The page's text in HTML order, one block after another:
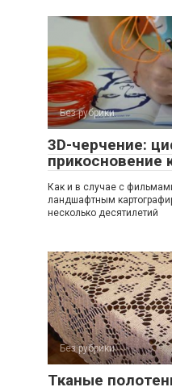
Без рубрики
3D-черчение:
прикосновение
Как и в случае с
ландшафтным
несколько десятилетий
Без рубрики
Тканые